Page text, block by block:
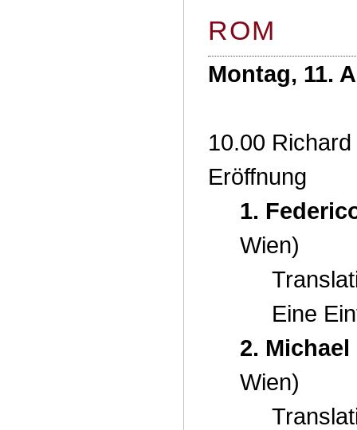
ROM
Montag, 11.
10.00
Eröffnung
1.
Wien)
Eine
2.
Wien)